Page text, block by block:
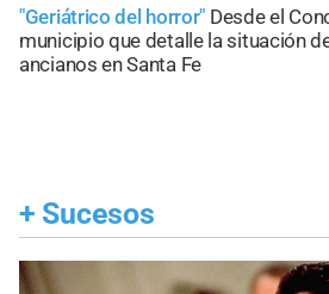
"Geriátrico del horror" Desde el
municipio que detalle la situación
ancianos en Santa Fe
+ Sucesos